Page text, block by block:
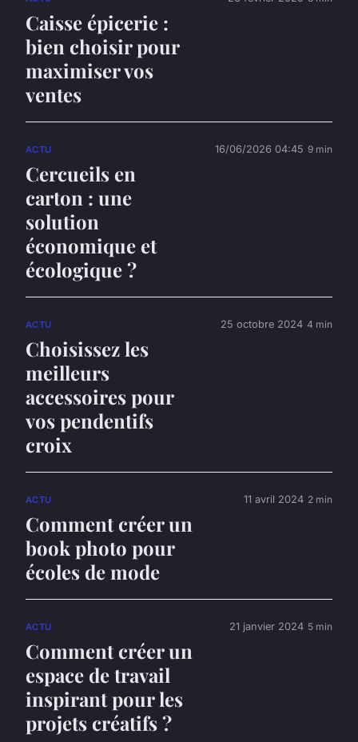
Caisse épicerie :
bien choisir pour
maximiser vos
ventes
ACTU
Cercueils en
carton : une
solution
économique et
écologique ?
16/06/2026 04:45 9 min
ACTU
Choisissez les
meilleurs
accessoires pour
vos pendentifs
croix
25 octobre 2024 4 min
ACTU
Comment créer un
book photo pour
écoles de mode
11 avril 2024 2 min
ACTU
Comment créer un
espace de travail
inspirant pour les
projets créatifs ?
21 janvier 2024 5 min